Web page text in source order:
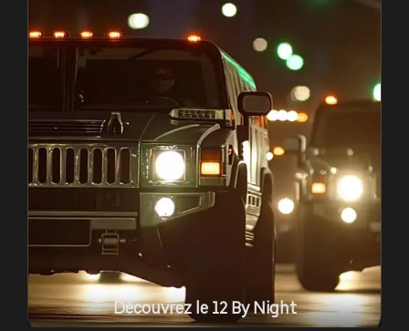
Découvrez le 12 By Night